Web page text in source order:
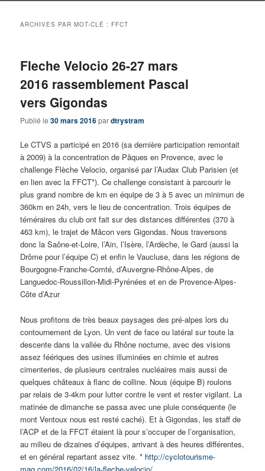
ARCHIVES PAR MOT-CLÉ : FFCT
Fleche Velocio 26-27 mars
2016 rassemblement Pascal
vers Gigondas
Publié le30 mars 2016pardtrystram
Le CTVS a participé en 2016 (sa dernière participation remontait
à 2009) à la concentration de Pâques en Provence, avec le
challenge Flèche Velocio, organisé par l’Audax Club Parisien (et
en lien avec la FFCT*). Ce challenge consistant à parcourir le
plus grand nombre de km en équipe de 3 à 5 avec un minimun de
360km en 24h, vers le lieu de concentration. Trois équipes de
téméraires du club ont fait sur des distances différentes (370 à
463 km), le trajet de Mâcon vers Gigondas. Nous traversons
donc la Saône-et-Loire, l’Ain, l’Isère, l’Ardèche, le Gard (aussi la
Drôme pour l’équipe C) et enfin le Vaucluse, dans les régions de
Bourgogne-Franche-Comté, d’Auvergne-Rhône-Alpes, de
Languedoc-Roussillon-Midi-Pyrénées et en de Provence-Alpes-
Côte d’Azur
Nous profitons de très beaux paysages des pré-alpes lors du
contournement de Lyon. Un vent de face ou latéral sur toute la
descente dans la vallée du Rhône nocturne, avec des visions
assez féériques des usines illuminées en chimie et autres
cimenteries, de plusieurs centrales nucléaires mais aussi de
quelques châteaux à flanc de colline. Nous (équipe B) roulons
par relais de 3-4km pour lutter contre le vent et rester vigilant. La
matinée de dimanche se passa avec une pluie conséquente (le
mont Ventoux nous est resté caché). Et à Gigondas, les staff de
l’ACP et de la FFCT étaient là pour s’occuper de l’organisation,
au milieu de dizaines d’équipes, arrivant à des heures différentes,
et en général repartant assez vite. * http://cyclotourisme-
mag.com/2016/02/16/la-fleche-velocio/